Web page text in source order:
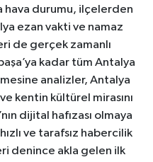
hava durumu, ilçelerden
ezan vakti ve namaz
de gerçek zamanlı
kadar tüm Antalya
analizler, Antalya
kentin kültürel mirasını
dijital hafızası olmaya
ve tarafsız habercilik
denince akla gelen ilk